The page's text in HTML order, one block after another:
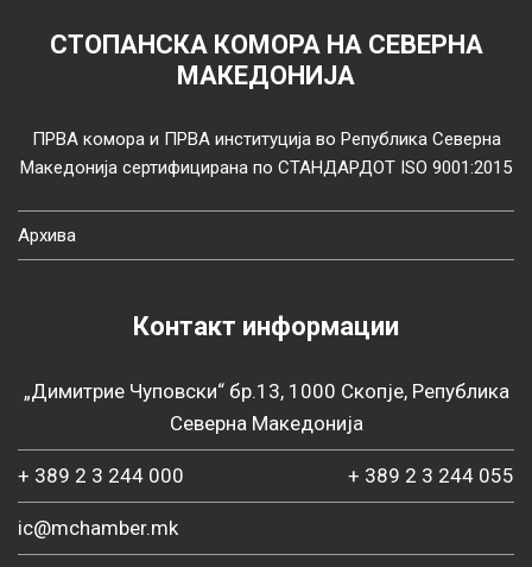
СТОПАНСКА КОМОРА НА СЕВЕРНА
МАКЕДОНИЈА
ПРВА комора и ПРВА институција во Република Северна
Македонија сертифицирана по СТАНДАРДОТ ISO 9001:2015
Архива
Контакт информации
„Димитрие Чуповски“ бр.13, 1000 Скопје, Република
Северна Македонија
+ 389 2 3 244 000 + 389 2 3 244 055
ic@mchamber.mk